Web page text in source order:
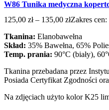
W86 Tunika medyczna
125,00 zł – 135,00 złZakres cen:
Tkanina: Elanobawełna
Skład: 35% Bawełna, 65%
Temp. prania: 90°C (biały),
Tkanina przebadana przez
Posiada Certyfikat Zgodności
Na zdjęciach użyto kolor K25